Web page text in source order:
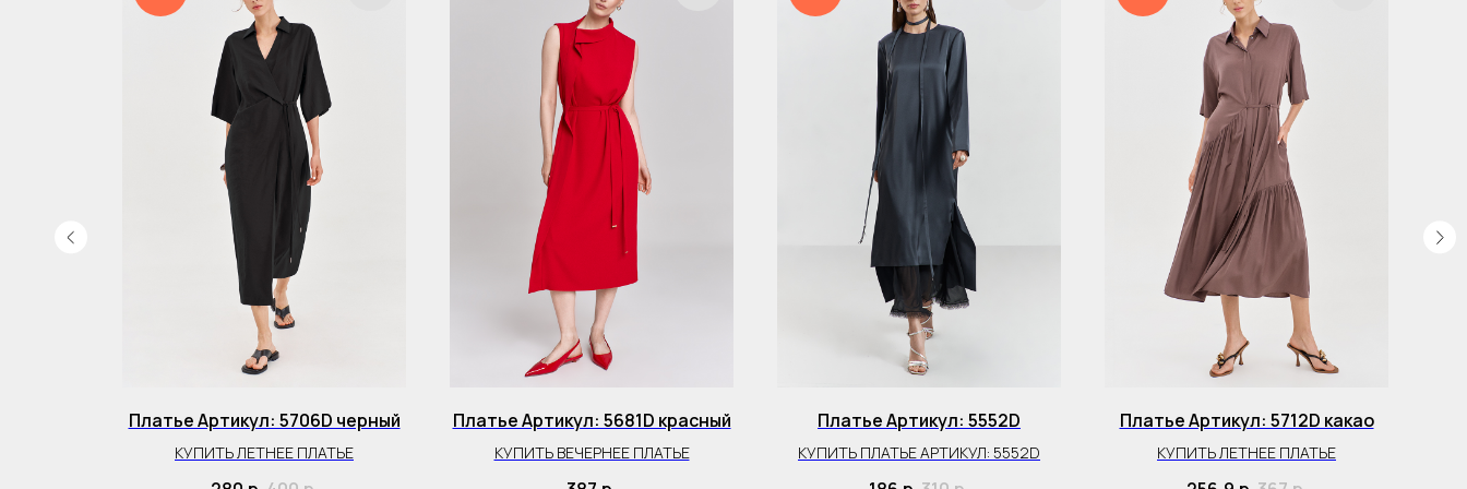
Платье Артикул: 5706D черный
КУПИТЬ ЛЕТНЕЕ ПЛАТЬЕ
Платье Артикул: 5681D красный
КУПИТЬ ВЕЧЕРНЕЕ ПЛАТЬЕ
Платье Артикул: 5552D
КУПИТЬ ПЛАТЬЕ АРТИКУЛ: 5552D
Платье Артикул: 5712D какао
КУПИТЬ ЛЕТНЕЕ ПЛАТЬЕ